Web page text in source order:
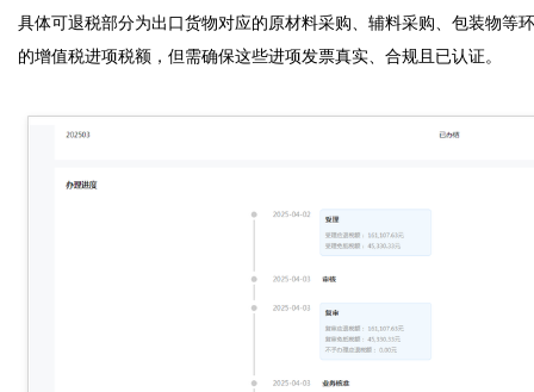
具体可退税部分为出口货物对应的原材料采购、辅料采购、包装物等
的增值税进项税额，但需确保这些进项发票真实、合规且已认证。